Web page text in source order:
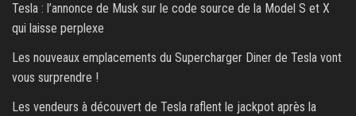
Tesla : l’annonce de Musk sur le code source de la Model S et X
qui laisse perplexe
Les nouveaux emplacements du Supercharger Diner de Tesla vont
vous surprendre !
Les vendeurs à découvert de Tesla raflent le jackpot après la